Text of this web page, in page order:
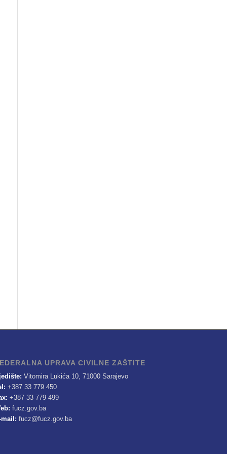
UPRAVA CIVILNE ZAŠTITE
Vitomira Lukića 10, 71000 Sarajevo
+387 33 779 450
+387 33 779 499
fucz.gov.ba
mail: fucz@fucz.gov.ba